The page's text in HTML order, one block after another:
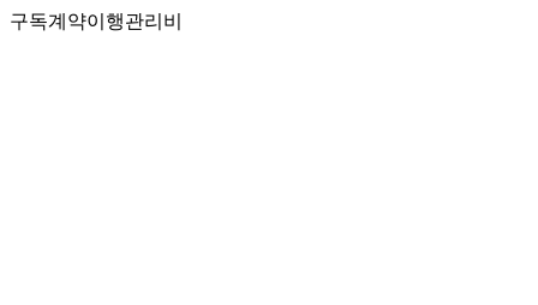
구독계약이행관리비